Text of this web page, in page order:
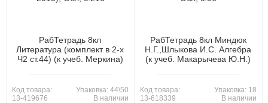
РабТетрадь 8кл
Литература (комплект в 2-х
Ч2 ст.44) (к учеб. Меркина)
слово, 2013), Обл, c.216
Код товара:
13-419676
Упаковка: 44\50
В наличии
РабТетрадь 8кл Миндюк
Н.Г.,Шлыкова И.С. Алгебра
(к учеб. Макарычева Ю.Н.)
Код товара:
13-618339
Упаковка: 18
В наличии